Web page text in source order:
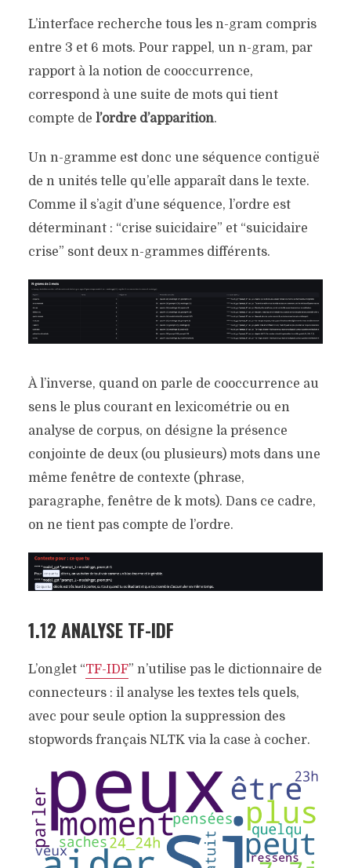
L’interface recherche tous les n-gram compris
entre 3 et 6 mots. Pour rappel, un n-gram, par
rapport à la notion de cooccurrence,
correspond à une suite de mots qui tient
compte de l’ordre d’apparition.
Un n-gramme est donc une séquence contiguë
de n unités telle qu’elle apparaît dans le texte.
Comme il s’agit d’une séquence, l’ordre est
déterminant : “crise suicidaire” et “suicidaire
crise” sont deux n-grammes différents.
À l’inverse, quand on parle de cooccurrence au
sens le plus courant en lexicométrie ou en
analyse de corpus, on désigne la présence
conjointe de deux (ou plusieurs) mots dans une
même fenêtre de contexte (phrase,
paragraphe, fenêtre de k mots). Dans ce cadre,
on ne tient pas compte de l’ordre.
1.12 ANALYSE TF-IDF
L’onglet “TF-IDF” n’utilise pas le dictionnaire de
connecteurs : il analyse les textes tels quels,
avec pour seule option la suppression des
stopwords français NLTK via la case à cocher.